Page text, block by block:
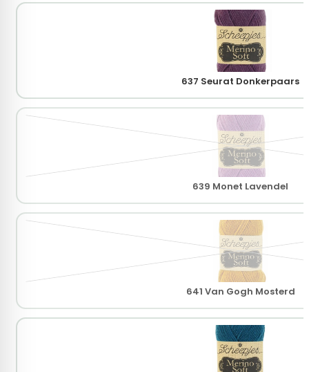
637 Seurat Donkerpaars
639 Monet Lavendel
641 Van Gogh Mosterd